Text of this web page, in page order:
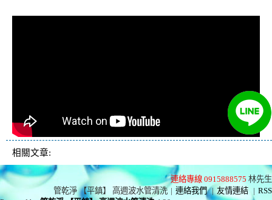
相關文章:
連絡專線 0915888575 林先生
管乾淨 【平鎮】 高週波水管清洗 | 連絡我們 | 友情連結 | RSS